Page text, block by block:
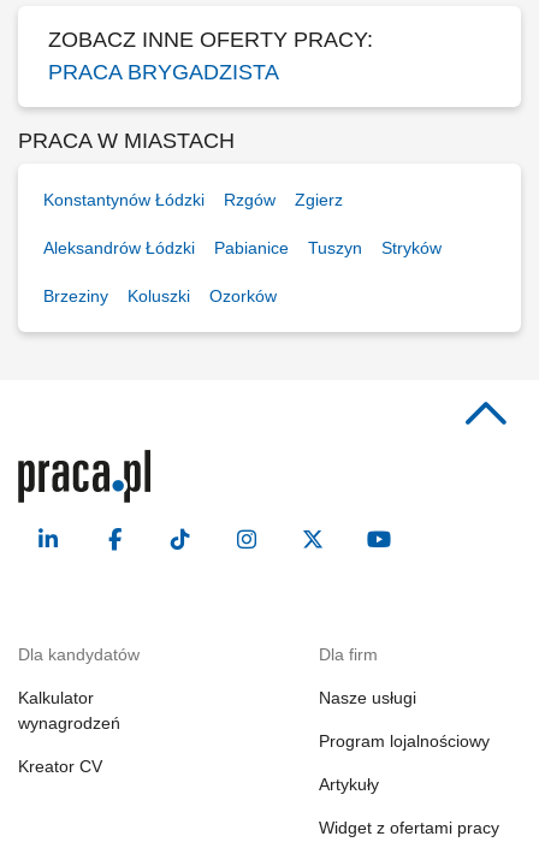
ZOBACZ INNE OFERTY PRACY:
PRACA BRYGADZISTA
PRACA W MIASTACH
Konstantynów Łódzki Rzgów Zgierz
Aleksandrów Łódzki Pabianice Tuszyn Stryków
Brzeziny Koluszki Ozorków
Dla kandydatów
Kalkulator
wynagrodzeń
Kreator CV
Dla firm
Nasze usługi
Program lojalnościowy
Artykuły
Widget z ofertami pracy